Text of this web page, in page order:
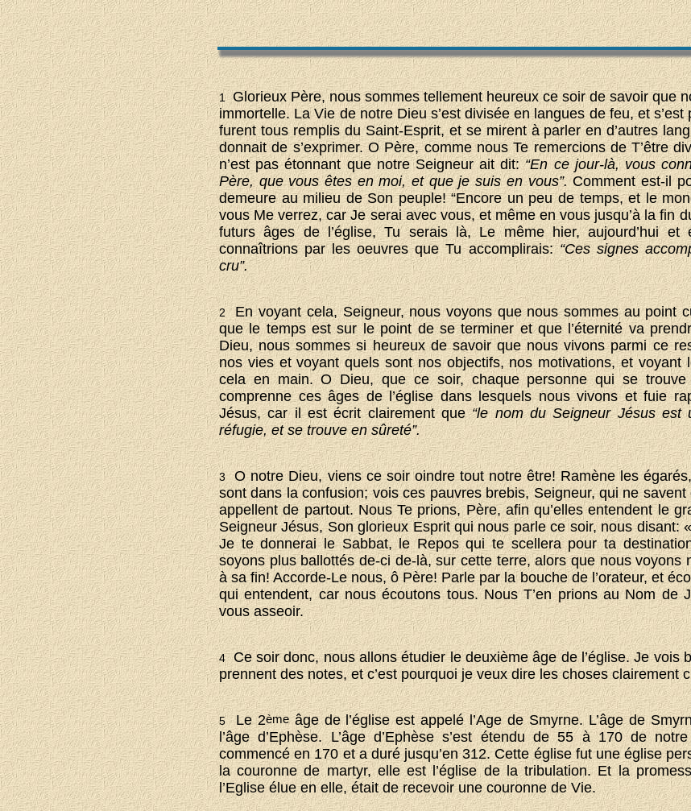
1Glorieux Père, nous sommes tellement heureux ce soir de savoir que
immortelle. La Vie de notre Dieu s’est divisée en langues de feu, et s’est
furent tous remplis du Saint-Esprit, et se mirent à parler en d’autres
donnait de s’exprimer. O Père, comme nous Te remercions de T’être
n’est pas étonnant que notre Seigneur ait dit:“En ce jour-là, vous
Père, que vous êtes en moi, et que je suis en vous”.Comment est-il
demeure au milieu de Son peuple! “Encore un peu de temps, et le
vous Me verrez, car Je serai avec vous, et même en vous jusqu’à la fin
futurs âges de l’église, Tu serais là, Le même hier, aujourd’hui et
connaîtrions par les oeuvres que Tu accomplirais:“Ces signes
cru”.
2En voyant cela, Seigneur, nous voyons que nous sommes au point
que le temps est sur le point de se terminer et que l’éternité va
Dieu, nous sommes si heureux de savoir que nous vivons parmi ce
nos vies et voyant quels sont nos objectifs, nos motivations, et voyant
cela en main. O Dieu, que ce soir, chaque personne qui se trouve
comprenne ces âges de l’église dans lesquels nous vivons et fuie
Jésus, car il est écrit clairement que“le nom du Seigneur Jésus est
réfugie, et se trouve en sûreté”.
3O notre Dieu, viens ce soir oindre tout notre être! Ramène les
sont dans la confusion; vois ces pauvres brebis, Seigneur, qui ne
appellent de partout. Nous Te prions, Père, afin qu’elles entendent le
Seigneur Jésus, Son glorieux Esprit qui nous parle ce soir, nous disant:
Je te donnerai le Sabbat, le Repos qui te scellera pour ta
soyons plus ballottés de-ci de-là, sur cette terre, alors que nous voyons
à sa fin! Accorde-Le nous, ô Père! Parle par la bouche de l’orateur, et
qui entendent, car nous écoutons tous. Nous T’en prions au Nom de
vous asseoir.
4Ce soir donc, nous allons étudier le deuxième âge de l’église. Je vois
prennent des notes, et c’est pourquoi je veux dire les choses clairement
5Le 2èmeâge de l’église est appelé l’Age de Smyrne. L’âge de
l’âge d’Ephèse. L’âge d’Ephèse s’est étendu de 55 à 170 de
commencé en 170 et a duré jusqu’en 312. Cette église fut une église
la couronne de martyr, elle est l’église de la tribulation. Et la
l’Eglise élue en elle, était de recevoir une couronne de Vie.